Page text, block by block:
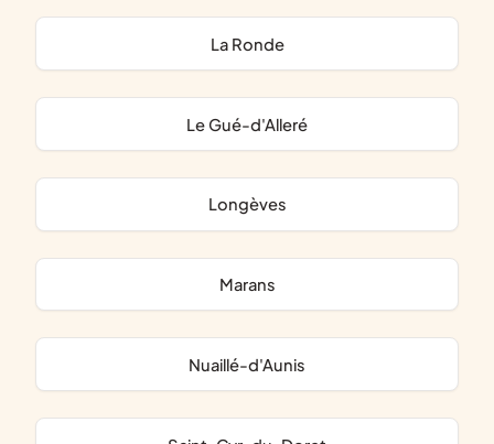
La Ronde
Le Gué-d'Alleré
Longèves
Marans
Nuaillé-d'Aunis